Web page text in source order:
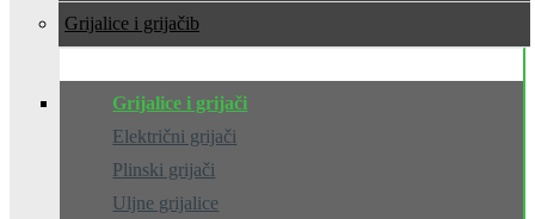
Grijalice i grijači
Grijalice i grijači
Električni grijači
Plinski grijači
Uljne grijalice